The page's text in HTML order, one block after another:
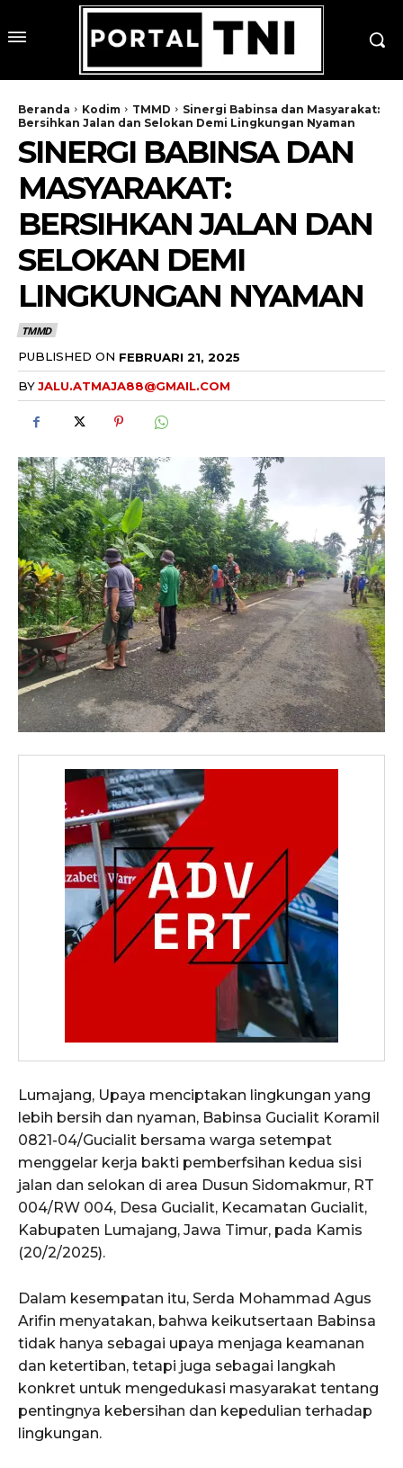
Beranda Kodim TMMD
Sinergi Babinsa dan Masyarakat:
Bersihkan Jalan dan Selokan Demi Lingkungan Nyaman
SINERGI BABINSA DAN
MASYARAKAT:
BERSIHKAN JALAN DAN
SELOKAN DEMI
LINGKUNGAN NYAMAN
TMMD
PUBLISHED ON FEBRUARI 21, 2025
BYJALU.ATMAJA88@GMAIL.COM
Lumajang, Upaya menciptakan lingkungan yang
lebih bersih dan nyaman, Babinsa Gucialit Koramil
0821-04/Gucialit bersama warga setempat
menggelar kerja bakti pemberfsihan kedua sisi
jalan dan selokan di area Dusun Sidomakmur, RT
004/RW 004, Desa Gucialit, Kecamatan Gucialit,
Kabupaten Lumajang, Jawa Timur, pada Kamis
(20/2/2025).
Dalam kesempatan itu, Serda Mohammad Agus
Arifin menyatakan, bahwa keikutsertaan Babinsa
tidak hanya sebagai upaya menjaga keamanan
dan ketertiban, tetapi juga sebagai langkah
konkret untuk mengedukasi masyarakat tentang
pentingnya kebersihan dan kepedulian terhadap
lingkungan.